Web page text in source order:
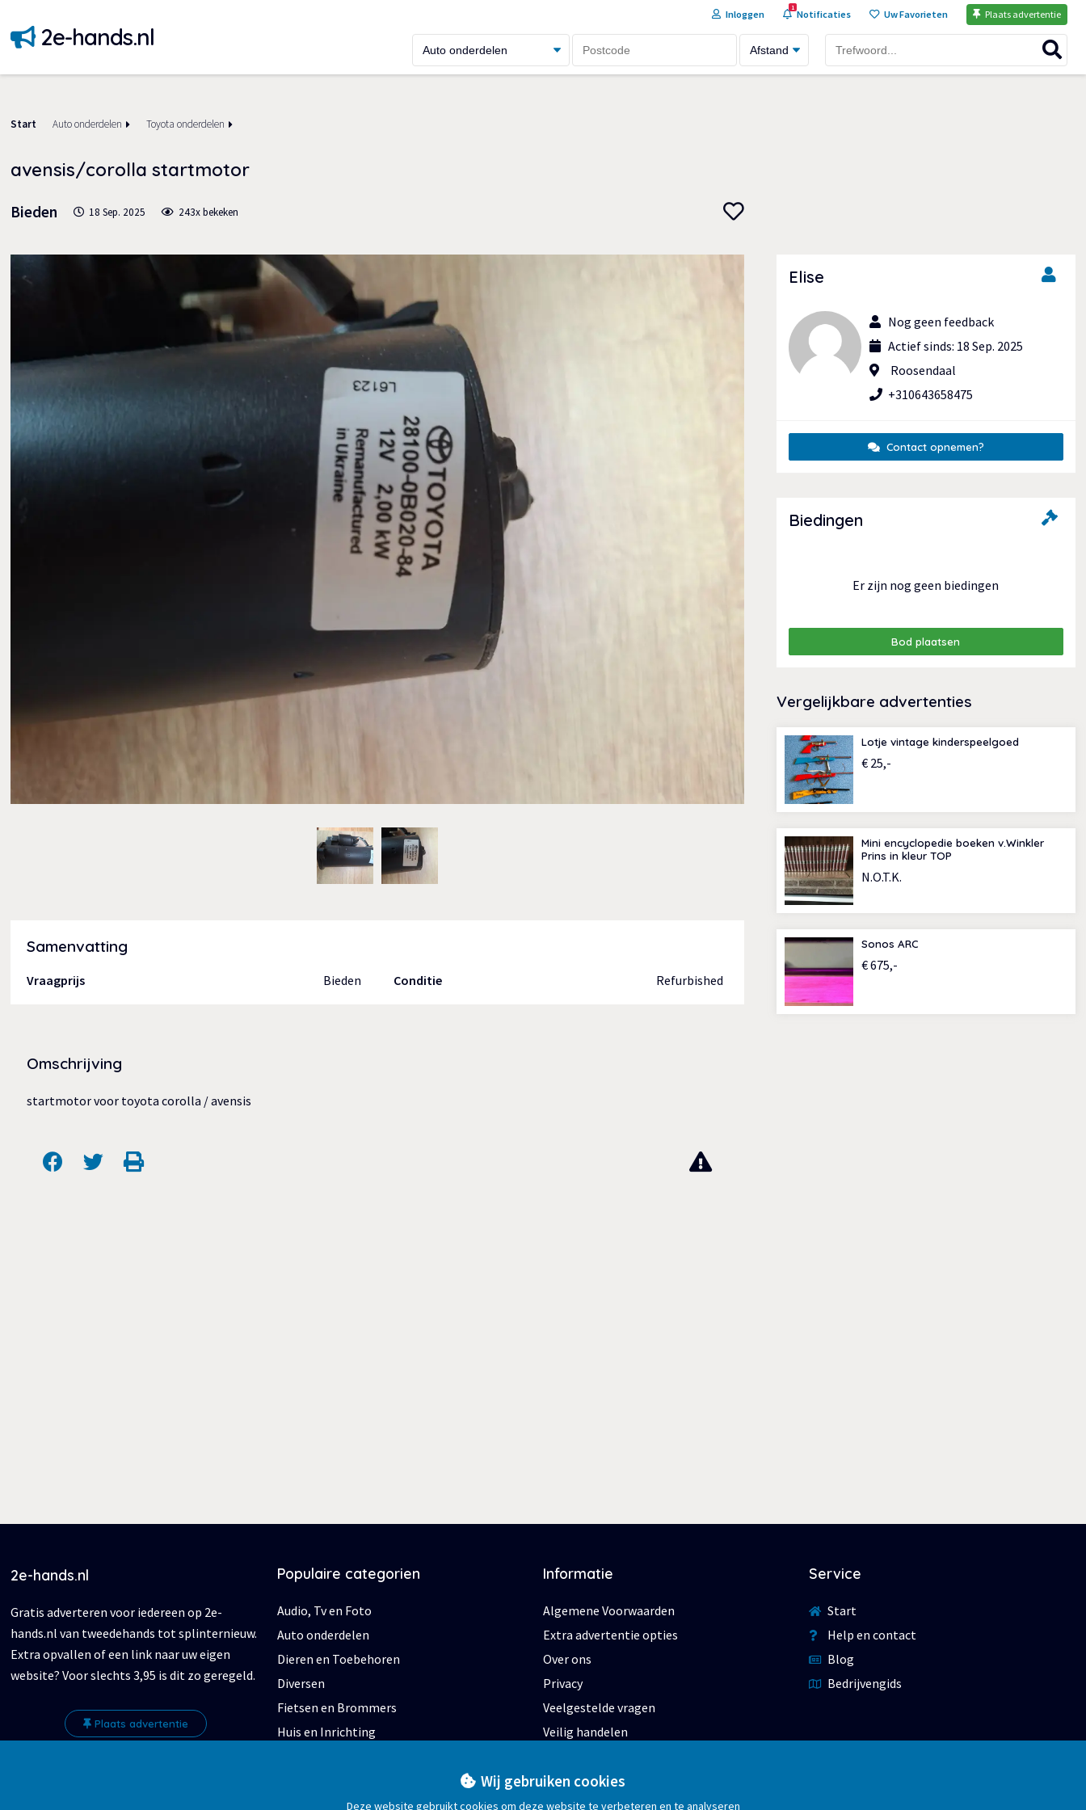
Inloggen
1
Notificaties Uw Favorieten Plaats advertentie
2e-hands.nl
Start Auto onderdelen Toyota onderdelen
avensis/corolla startmotor
Bieden 18 Sep. 2025 243x bekeken
Samenvatting
Vraagprijs Bieden Conditie Refurbished
Omschrijving
startmotor voor toyota corolla / avensis
Elise
Nog geen feedback
Actief sinds: 18 Sep. 2025
Roosendaal
+310643658475
Contact opnemen?
Biedingen
Er zijn nog geen biedingen
Bod plaatsen
Vergelijkbare advertenties
Lotje vintage kinderspeelgoed
€ 25,-
Mini encyclopedie boeken v.Winkler
Prins in kleur TOP
N.O.T.K.
Sonos ARC
€ 675,-
2e-hands.nl
Gratis adverteren voor iedereen op 2e-
hands.nl van tweedehands tot splinternieuw.
Extra opvallen of een link naar uw eigen
website? Voor slechts 3,95 is dit zo geregeld.
Plaats advertentie
Populaire categorien
Audio, Tv en Foto
Auto onderdelen
Dieren en Toebehoren
Diversen
Fietsen en Brommers
Huis en Inrichting
Zakelijke goederen
Informatie
Algemene Voorwaarden
Extra advertentie opties
Over ons
Privacy
Veelgestelde vragen
Veilig handelen
Service
Start
Help en contact
Blog
Bedrijvengids
Wij gebruiken cookies
Deze website gebruikt cookies om deze website te verbeteren en te analyseren